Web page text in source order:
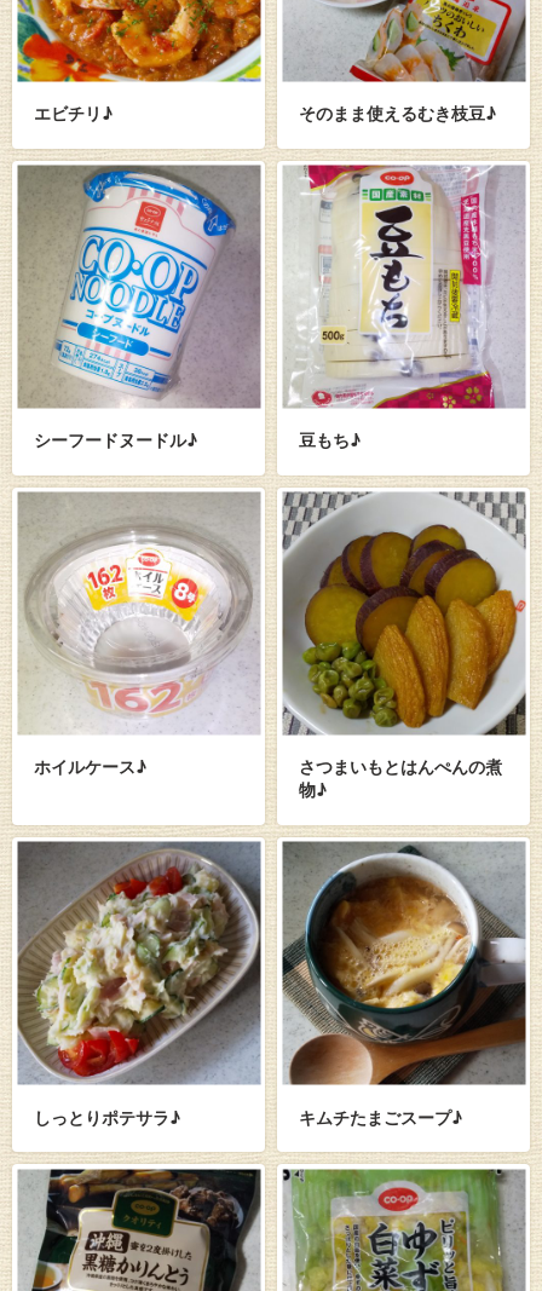
エビチリ♪ そのまま使えるむき枝豆♪
シーフードヌードル♪ 豆もち♪
ホイルケース♪
さつまいもとはんぺんの煮
物♪
しっとりポテサラ♪ キムチたまごスープ♪